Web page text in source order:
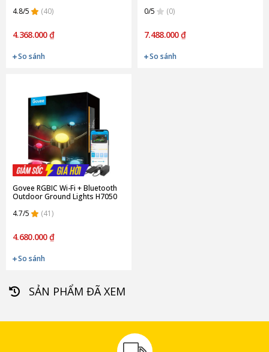
4.8/5
(40)
4.368.000 ₫
So sánh
0/5
(0)
7.488.000 ₫
So sánh
Govee RGBIC Wi-Fi + Bluetooth
Outdoor Ground Lights H7050
4.7/5
(41)
4.680.000 ₫
So sánh
SẢN PHẨM ĐÃ XEM